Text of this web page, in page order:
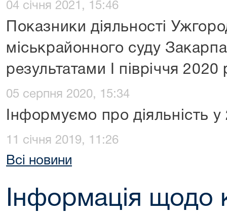
04 січня 2021, 15:46
Показники діяльності
міськрайонного суду
результатами І півріччя 2020
05 серпня 2020, 15:34
Інформуємо про діяльність у
11 січня 2019, 11:26
Всі новини
Інформація щодо